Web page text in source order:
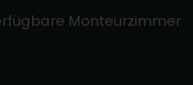
Monteurzimmer